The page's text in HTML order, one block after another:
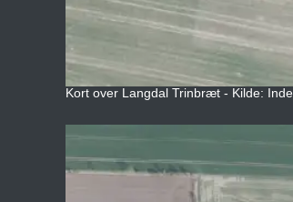
Kort over Langdal Trinbræt - Kilde: